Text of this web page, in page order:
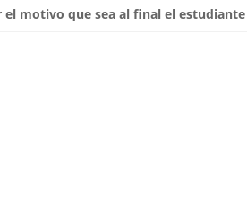
el motivo que sea al final el